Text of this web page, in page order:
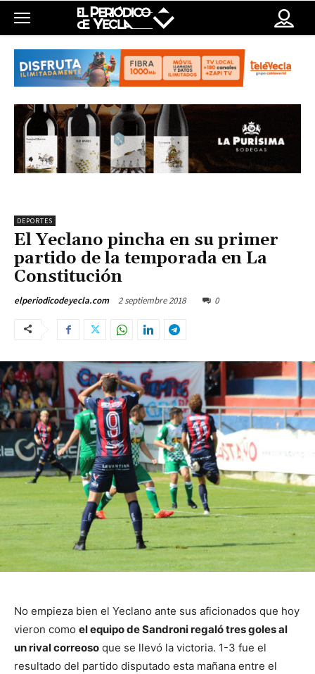
DEPORTES
El Yeclano pincha en su primer
partido de la temporada en La
Constitución
elperiodicodeyecla.com 2 septiembre 2018 0
No empieza bien el Yeclano ante sus aficionados que hoy
vieron como el equipo de Sandroni regaló tres goles al
un rival correoso que se llevó la victoria. 1-3 fue el
resultado del partido disputado esta mañana entre el